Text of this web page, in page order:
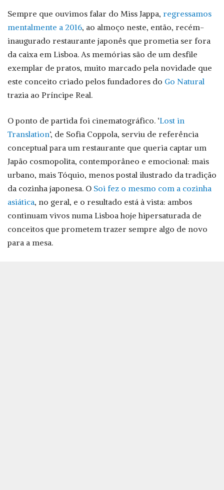
Sempre que ouvimos falar do Miss Jappa, regressamos
mentalmente a 2016, ao almoço neste, então, recém-
inaugurado restaurante japonês que prometia ser fora
da caixa em Lisboa. As memórias são de um desfile
exemplar de pratos, muito marcado pela novidade que
este conceito criado pelos fundadores do Go Natural
trazia ao Príncipe Real.
O ponto de partida foi cinematográfico. ‘Lost in
Translation‘, de Sofia Coppola, serviu de referência
conceptual para um restaurante que queria captar um
Japão cosmopolita, contemporâneo e emocional: mais
urbano, mais Tóquio, menos postal ilustrado da tradição
da cozinha japonesa. O Soi fez o mesmo com a cozinha
asiática, no geral, e o resultado está à vista: ambos
continuam vivos numa Lisboa hoje hipersaturada de
conceitos que prometem trazer sempre algo de novo
para a mesa.